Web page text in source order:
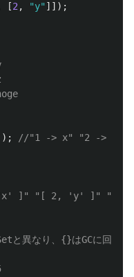
[2 , "y" ]]);
);
//"1 -> x" "2 -> y"
]" "[ 2, 'y' ]" "[
と異なり、{}はGCに回収さ